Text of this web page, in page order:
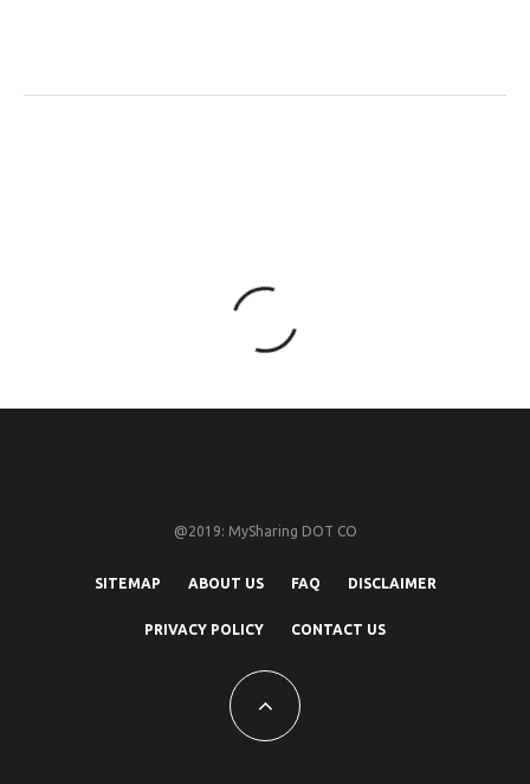
@2019: MySharing DOT CO
SITEMAP ABOUT US FAQ DISCLAIMER
PRIVACY POLICY CONTACT US